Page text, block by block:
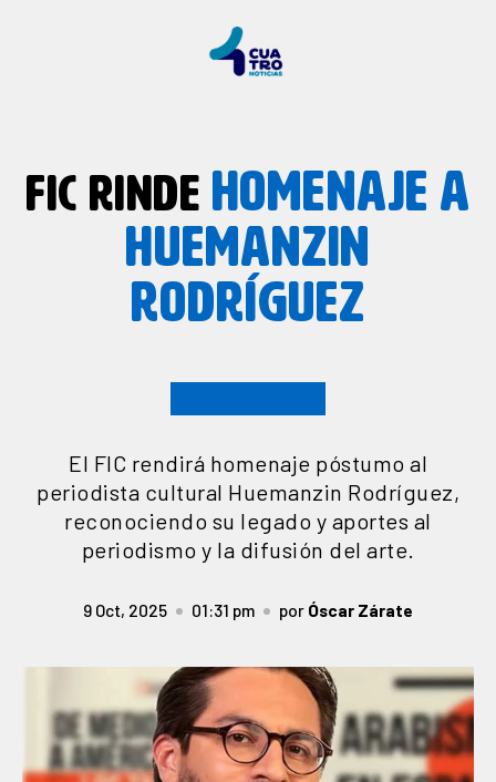
FIC RINDE HOMENAJE A
HUEMANZIN
RODRÍGUEZ
El FIC rendirá homenaje póstumo al
periodista cultural Huemanzin Rodríguez,
reconociendo su legado y aportes al
periodismo y la difusión del arte.
9 Oct, 2025 01:31 pm por Óscar Zárate